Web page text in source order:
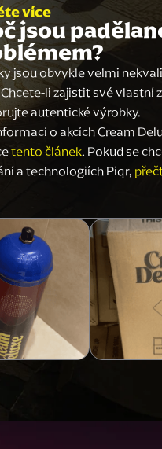
více
jsou
jsou obvykle velmi
li zajistit své vlastní
autentické výrobky.
o akcích Cream
tento článek. Pokud se
a technologiích Piqr,